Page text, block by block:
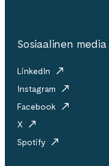
Sosiaalinen media
LinkedIn
Instagram
Facebook
X
Spotify